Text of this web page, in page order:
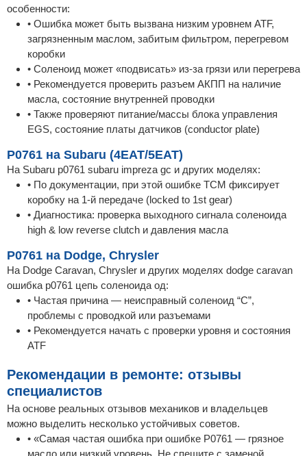
особенности:
• Ошибка может быть вызвана низким уровнем ATF,
загрязненным маслом, забитым фильтром, перегревом
коробки
• Соленоид может «подвисать» из-за грязи или перегрева
• Рекомендуется проверить разъем АКПП на наличие
масла, состояние внутренней проводки
• Также проверяют питание/массы блока управления
EGS, состояние платы датчиков (conductor plate)
P0761 на Subaru (4EAT/5EAT)
На Subaru p0761 subaru impreza gc и других моделях:
• По документации, при этой ошибке TCM фиксирует
коробку на 1-й передаче (locked to 1st gear)
• Диагностика: проверка выходного сигнала соленоида
high & low reverse clutch и давления масла
P0761 на Dodge, Chrysler
На Dodge Caravan, Chrysler и других моделях dodge caravan
ошибка p0761 цепь соленоида од:
• Частая причина — неисправный соленоид “C”,
проблемы с проводкой или разъемами
• Рекомендуется начать с проверки уровня и состояния
ATF
Рекомендации в ремонте: отзывы
специалистов
На основе реальных отзывов механиков и владельцев
можно выделить несколько устойчивых советов.
• «Самая частая ошибка при ошибке P0761 — грязное
масло или низкий уровень. Не спешите с заменой